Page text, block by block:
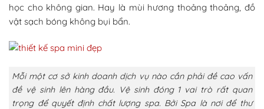
học cho không gian. Hay là mùi hương thoảng thoảng, đồ
vật sạch bóng không bụi bẩn.
Mỗi một cơ sở kinh doanh dịch vụ nào cần phải đề cao vấn
đề vệ sinh lên hàng đầu. Vệ sinh đóng 1 vai trò rất quan
trọng để quyết định chất lượng spa. Bởi Spa là nơi để thư